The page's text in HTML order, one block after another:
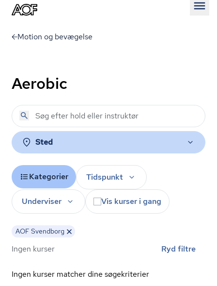
Motion og bevægelse
Aerobic
Sted
Kategorier Tidspunkt
Underviser Vis kurser i gang
AOF Svendborg
Ingen kurser Ryd filtre
Ingen kurser matcher dine søgekriterier